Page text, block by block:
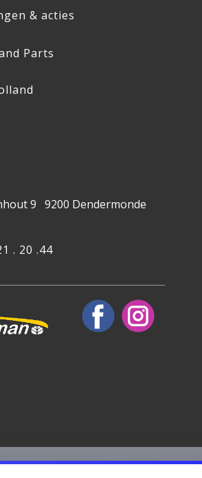
& acties
Parts
9 9200 Dendermonde
. 20 .44